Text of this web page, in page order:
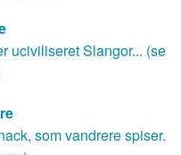
uciviliseret Slangor... (se
som vandrere spiser.